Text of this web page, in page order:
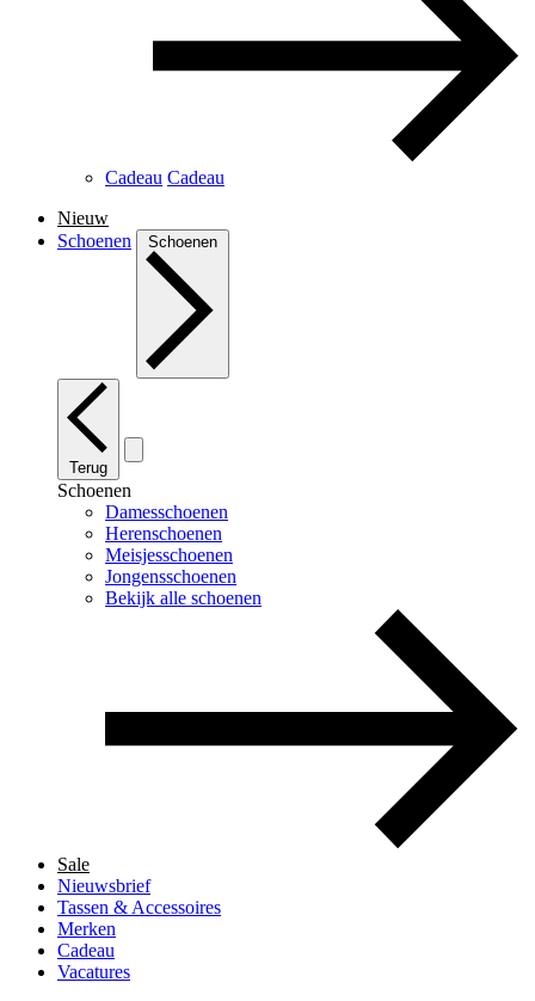
Cadeau Cadeau
Nieuw
Schoenen
Schoenen
Terug
Schoenen
Damesschoenen
Herenschoenen
Meisjesschoenen
Jongensschoenen
Bekijk alle schoenen
Sale
Nieuwsbrief
Tassen & Accessoires
Merken
Cadeau
Vacatures